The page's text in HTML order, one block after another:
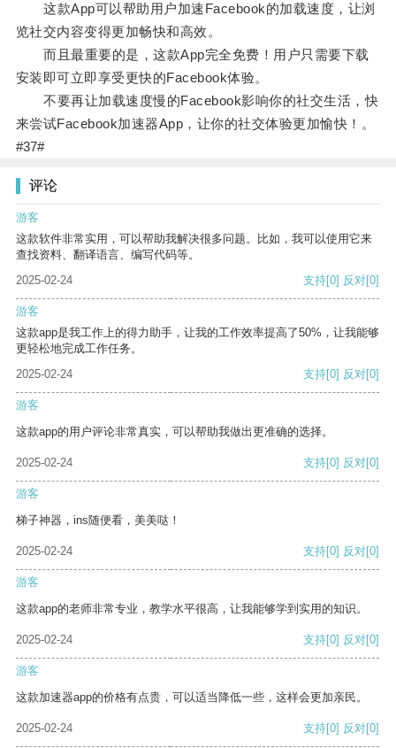
这款App可以帮助用户加速Facebook的加载速度，让浏
览社交内容变得更加畅快和高效。
而且最重要的是，这款App完全免费！用户只需要下载
安装即可立即享受更快的Facebook体验。
不要再让加载速度慢的Facebook影响你的社交生活，快
来尝试Facebook加速器App，让你的社交体验更加愉快！。
#37#
评论
游客
这款软件非常实用，可以帮助我解决很多问题。比如，我可以使用它来
查找资料、翻译语言、编写代码等。
2025-02-24
支持[0] 反对[0]
游客
这款app是我工作上的得力助手，让我的工作效率提高了50%，让我能够
更轻松地完成工作任务。
2025-02-24
支持[0] 反对[0]
游客
这款app的用户评论非常真实，可以帮助我做出更准确的选择。
2025-02-24 支持[0] 反对[0]
游客
梯子神器，ins随便看，美美哒！
2025-02-24 支持[0] 反对[0]
游客
这款app的老师非常专业，教学水平很高，让我能够学到实用的知识。
2025-02-24 支持[0] 反对[0]
游客
这款加速器app的价格有点贵，可以适当降低一些，这样会更加亲民。
2025-02-24 支持[0] 反对[0]